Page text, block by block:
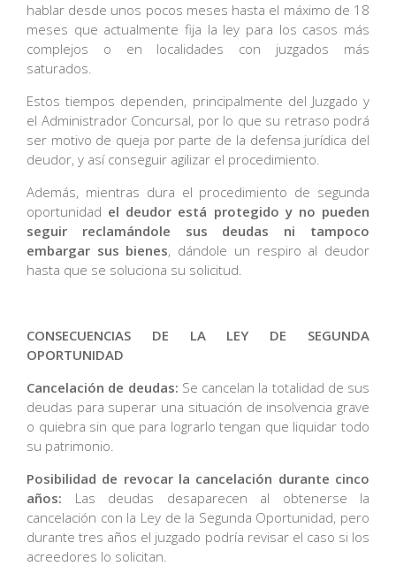
hablar desde unos pocos meses hasta el máximo de 18
meses que actualmente fija la ley para los casos más
complejos o en localidades con juzgados más
saturados.
Estos tiempos dependen, principalmente del Juzgado y
el Administrador Concursal, por lo que su retraso podrá
ser motivo de queja por parte de la defensa jurídica del
deudor, y así conseguir agilizar el procedimiento.
Además, mientras dura el procedimiento de segunda
oportunidad el deudor está protegido y no pueden
seguir reclamándole sus deudas ni tampoco
embargar sus bienes, dándole un respiro al deudor
hasta que se soluciona su solicitud.
CONSECUENCIAS DE LA LEY DE SEGUNDA
OPORTUNIDAD
Cancelación de deudas: Se cancelan la totalidad de sus
deudas para superar una situación de insolvencia grave
o quiebra sin que para lograrlo tengan que liquidar todo
su patrimonio.
Posibilidad de revocar la cancelación durante cinco
años: Las deudas desaparecen al obtenerse la
cancelación con la Ley de la Segunda Oportunidad, pero
durante tres años el juzgado podría revisar el caso si los
acreedores lo solicitan.